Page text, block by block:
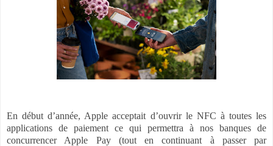
En début d’année, Apple acceptait d’ouvrir le NFC à toutes les
applications de paiement ce qui permettra à nos banques de
concurrencer Apple Pay (tout en continuant à passer par